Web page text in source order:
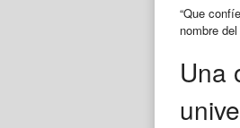
“Que
nombre
Una